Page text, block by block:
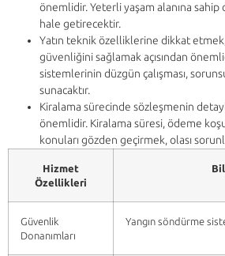
önemlidir. Yeterli yaşam alanına sahip
hale getirecektir.
Yatın teknik özelliklerine dikkat
güvenliğini sağlamak açısından
sistemlerinin düzgün çalışması,
sunacaktır.
Kiralama sürecinde sözleşmenin
önemlidir. Kiralama süresi, ödeme
konuları gözden geçirmek, olası
Hizmet
Özellikleri
Güvenlik
Donanımları
Yangın söndürme